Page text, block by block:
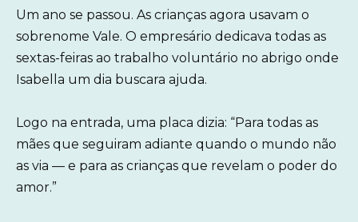
Um ano se passou. As crianças agora usavam o
sobrenome Vale. O empresário dedicava todas as
sextas-feiras ao trabalho voluntário no abrigo onde
Isabella um dia buscara ajuda.
Logo na entrada, uma placa dizia: “Para todas as
mães que seguiram adiante quando o mundo não
as via — e para as crianças que revelam o poder do
amor.”